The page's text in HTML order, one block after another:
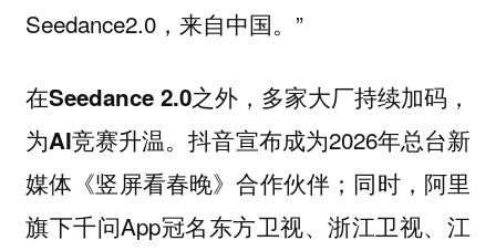
Seedance2.0，来自中国。”
在Seedance 2.0之外，多家大厂持续加码，
为AI竞赛升温。抖音宣布成为2026年总台新
媒体《竖屏看春晚》合作伙伴；同时，阿里
旗下千问App冠名东方卫视、浙江卫视、江